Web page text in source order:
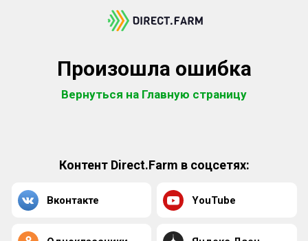
Произошла ошибка
Вернуться на Главную страницу
Контент Direct.Farm в соцсетях:
Вконтакте YouTube